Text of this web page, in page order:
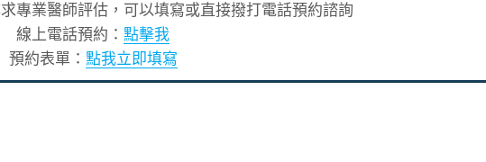
專業醫師評估，可以填寫或直接撥打電話預約諮詢
線上電話預約： 點擊我
預約表單： 點我立即填寫